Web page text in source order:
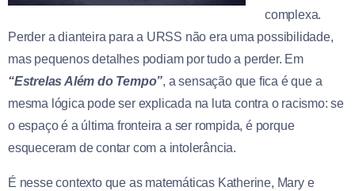
complexa.
Perder a dianteira para a URSS não era uma possibilidade,
mas pequenos detalhes podiam por tudo a perder. Em
“Estrelas Além do Tempo”, a sensação que fica é que a
mesma lógica pode ser explicada na luta contra o racismo: se
o espaço é a última fronteira a ser rompida, é porque
esqueceram de contar com a intolerância.
É nesse contexto que as matemáticas Katherine, Mary e